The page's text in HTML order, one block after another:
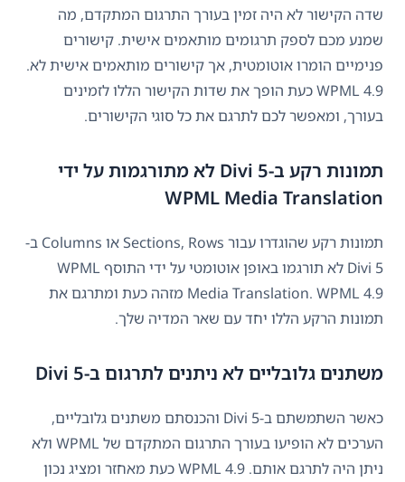
שדה הקישור לא היה זמין בעורך התרגום המתקדם, מה
שמנע מכם לספק תרגומים מותאמים אישית. קישורים
פנימיים הומרו אוטומטית, אך קישורים מותאמים אישית לא.
WPML 4.9 כעת הופך את שדות הקישור הללו לזמינים
בעורך, ומאפשר לכם לתרגם את כל סוגי הקישורים.
תמונות רקע ב-Divi 5 לא מתורגמות על ידי
WPML Media Translation
תמונות רקע שהוגדרו עבור Sections, Rows או Columns ב-
Divi 5 לא תורגמו באופן אוטומטי על ידי התוסף WPML
Media Translation. WPML 4.9 מזהה כעת ומתרגם את
תמונות הרקע הללו יחד עם שאר המדיה שלך.
משתנים גלובליים לא ניתנים לתרגום ב-Divi 5
כאשר השתמשתם ב-Divi 5 והכנסתם משתנים גלובליים,
הערכים לא הופיעו בעורך התרגום המתקדם של WPML ולא
ניתן היה לתרגם אותם. WPML 4.9 כעת מאחזר ומציג נכון